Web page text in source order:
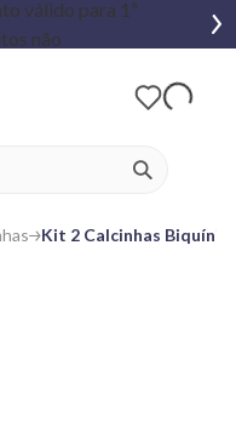
ver
Kit 2 Calcinhas Biquíni